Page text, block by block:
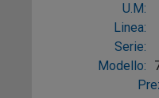
U.M:
Linea:
Serie:
Modello: